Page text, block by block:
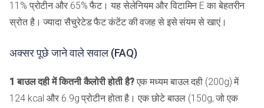
11% प्रोटीन और 65% फैट। यह सेलेनियम और विटामिन E का बेहतरीन
स्रोत है। ज्यादा सैचुरेटेड फैट कंटेंट की वजह से इसे संयम से खाएं।
अक्सर पूछे जाने वाले सवाल (FAQ)
1 बाउल दही में कितनी कैलोरी होती है?एक मध्यम बाउल दही (200g) में
124 kcal और 6.9g प्रोटीन होता है। एक छोटे बाउल (150g, जो एक